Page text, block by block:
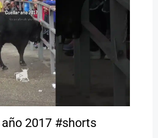
2017 #shorts